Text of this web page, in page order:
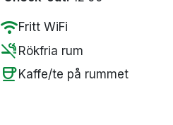
wifiFritt WiFi
smoke_free Rökfria rum
coffee Kaffe/te på rummet